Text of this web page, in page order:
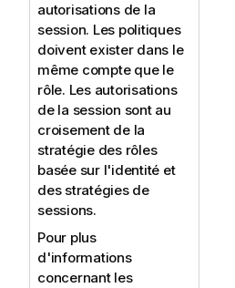
autorisations de la
session. Les politiques
doivent exister dans le
même compte que le
rôle. Les autorisations
de la session sont au
croisement de la
stratégie des rôles
basée sur l'identité et
des stratégies de
sessions.
Pour plus
d'informations
concernant les